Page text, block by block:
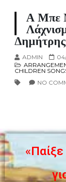
Α Μπε
ADMIN
CHILDREN
NO